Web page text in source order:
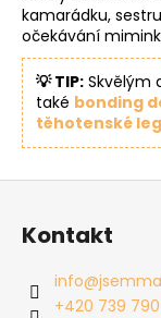
kamarádku,
očekávání
💡 TIP: Skvělým
také bonding
těhotenské
Z
Kontakt
info@
+420 739